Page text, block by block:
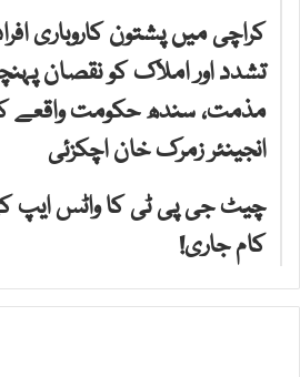
کراچی میں پشتون کاروباری
تشدد اور املاک کو نقصان
مذمت، سندھ حکومت واقعے
انجینئر زمرک خان اچکزئی
چیٹ جی پی ٹی کا واٹس ایپ
کام جاری!